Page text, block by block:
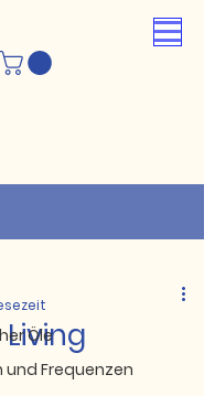
Öle
und Frequenzen